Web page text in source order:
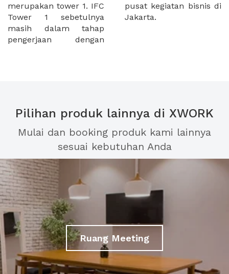
merupakan tower 1. IFC
Tower 1 sebetulnya
masih dalam tahap
pengerjaan dengan
pusat kegiatan bisnis di
Jakarta.
Pilihan produk lainnya di XWORK
Mulai dan booking produk kami lainnya
sesuai kebutuhan Anda
Ruang Meeting